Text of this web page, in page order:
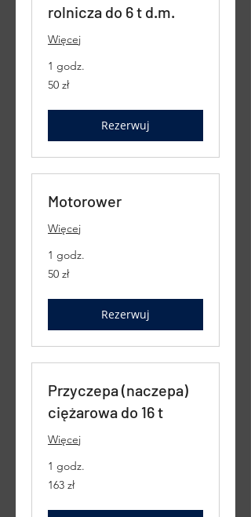
rolnicza do 6 t d.m.
Więcej
1 godz.
50
złotych
50 zł
Rezerwuj
Motorower
Więcej
1 godz.
50
złotych
50 zł
Rezerwuj
Przyczepa (naczepa)
ciężarowa do 16 t
Więcej
1 godz.
163
złote
163 zł